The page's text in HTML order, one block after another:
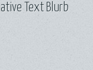
Text Blurb